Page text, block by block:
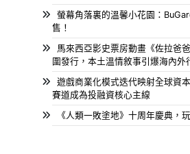
螢幕角落裏的溫馨小花園：
售！
馬來西亞影史票房動畫《佐拉爸
圍發行，本土溫情敘事引爆海內外
遊戲商業化模式迭代映射全球資
賽道成為投融資核心主線
《人類一敗塗地》十周年慶典，